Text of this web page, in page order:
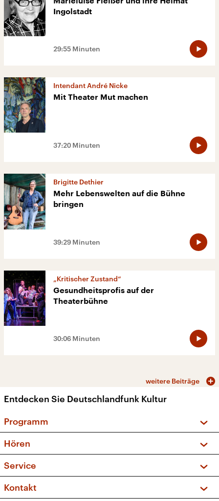
Ingolstadt
29:55 Minuten
Intendant André Nicke
Mit Theater Mut machen
37:20 Minuten
Brigitte Dethier
Mehr Lebenswelten auf die Bühne
bringen
39:29 Minuten
„Kritischer Zustand“
Gesundheitsprofis auf der
Theaterbühne
30:06 Minuten
weitere Beiträge
Entdecken Sie Deutschlandfunk Kultur
Programm
Sendungen und Podcasts
Musikliste
Kakadu – Das Kinderprogramm
Hören
Frequenzen (UKW + DAB+)
Service
FAQ
Apps
Kontakt